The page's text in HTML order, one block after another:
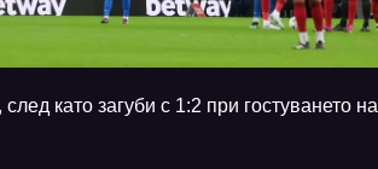
като загуби с 1:2 при гостуването на